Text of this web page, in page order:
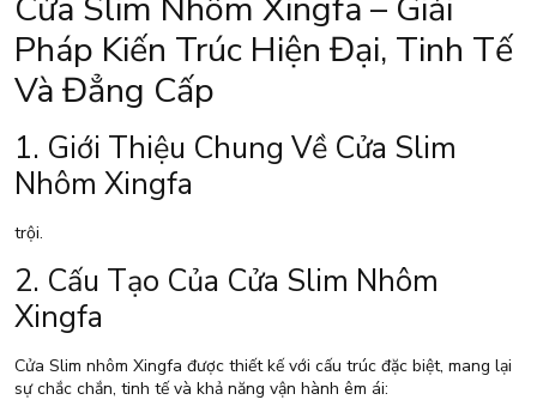
Pháp Kiến Trúc Hiện Đại, Tinh Tế
Và Đẳng Cấp
1. Giới Thiệu Chung Về Cửa Slim
Nhôm Xingfa
trội.
2. Cấu Tạo Của Cửa Slim Nhôm
Xingfa
Cửa Slim nhôm Xingfa được thiết kế với cấu trúc đặc biệt, mang lại
sự chắc chắn, tinh tế và khả năng vận hành êm ái: